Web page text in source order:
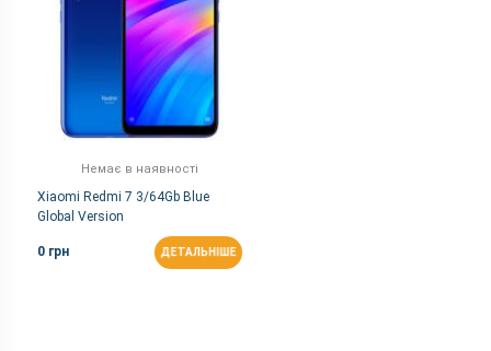
Немає в наявності
Xiaomi Redmi 7 3/64Gb Blue
Global Version
0 грн ДЕТАЛЬНІШЕ